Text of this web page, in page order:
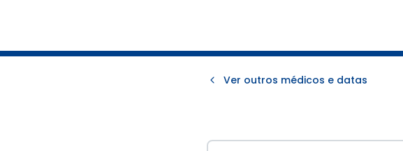
Ver outros médicos e datas